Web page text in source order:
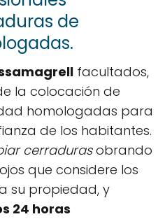
de
facultados,
la colocación de
homologadas para
de los habitantes.
cerradurasobrando
que considere los
su propiedad, y
24 horas